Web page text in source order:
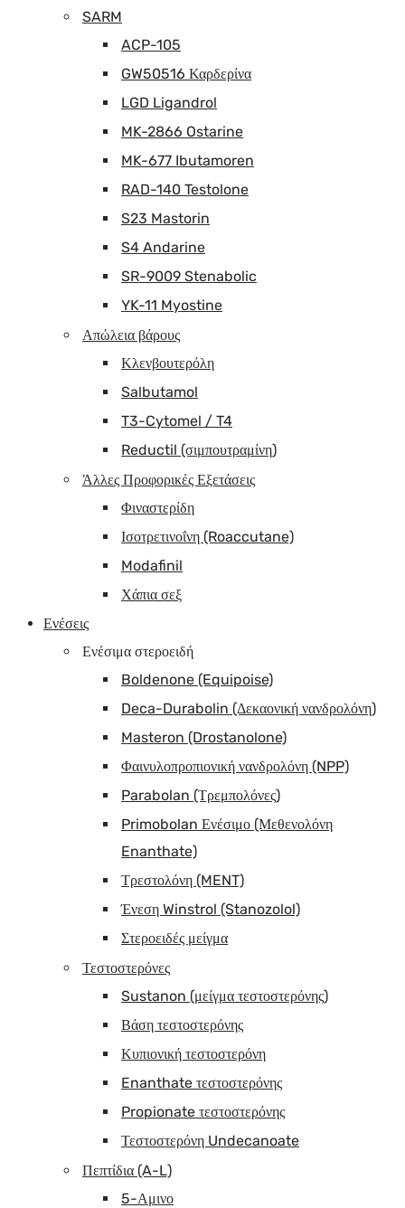
SARM
ACP-105
GW50516 Καρδερίνα
LGD Ligandrol
MK-2866 Ostarine
MK-677 Ibutamoren
RAD-140 Testolone
S23 Mastorin
S4 Andarine
SR-9009 Stenabolic
YK-11 Myostine
Απώλεια βάρους
Κλενβουτερόλη
Salbutamol
T3-Cytomel / T4
Reductil (σιμπουτραμίνη)
Άλλες Προφορικές Εξετάσεις
Φιναστερίδη
Ισοτρετινοΐνη (Roaccutane)
Modafinil
Χάπια σεξ
Ενέσεις
Ενέσιμα στεροειδή
Boldenone (Equipoise)
Deca-Durabolin (Δεκαονική νανδρολόνη)
Masteron (Drostanolone)
Φαινυλοπροπιονική νανδρολόνη (NPP)
Parabolan (Τρεμπολόνες)
Primobolan Ενέσιμο (Μεθενολόνη
Enanthate)
Τρεστολόνη (MENT)
Ένεση Winstrol (Stanozolol)
Στεροειδές μείγμα
Τεστοστερόνες
Sustanon (μείγμα τεστοστερόνης)
Βάση τεστοστερόνης
Κυπιονική τεστοστερόνη
Enanthate τεστοστερόνης
Propionate τεστοστερόνης
Τεστοστερόνη Undecanoate
Πεπτίδια (A-L)
5-Αμινο